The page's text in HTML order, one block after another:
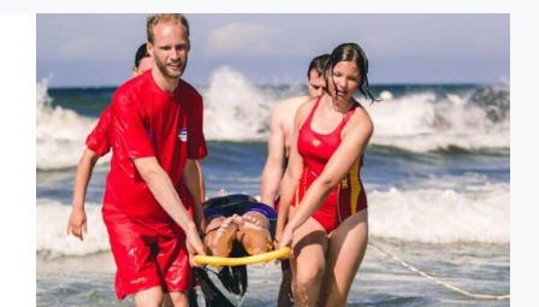
Deutschen
Brandstatistik